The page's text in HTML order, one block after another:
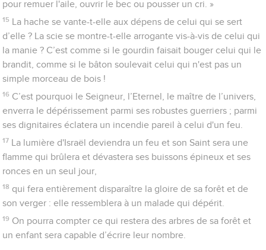
pour remuer l'aile, ouvrir le bec ou pousser un cri. »
15 La hache se vante-t-elle aux dépens de celui qui se sert
d’elle ? La scie se montre-t-elle arrogante vis-à-vis de celui qui
la manie ? C’est comme si le gourdin faisait bouger celui qui le
brandit, comme si le bâton soulevait celui qui n'est pas un
simple morceau de bois !
16 C’est pourquoi le Seigneur, l’Eternel, le maître de l’univers,
enverra le dépérissement parmi ses robustes guerriers ; parmi
ses dignitaires éclatera un incendie pareil à celui d'un feu.
17 La lumière d'Israël deviendra un feu et son Saint sera une
flamme qui brûlera et dévastera ses buissons épineux et ses
ronces en un seul jour,
18 qui fera entièrement disparaître la gloire de sa forêt et de
son verger : elle ressemblera à un malade qui dépérit.
19 On pourra compter ce qui restera des arbres de sa forêt et
un enfant sera capable d’écrire leur nombre.